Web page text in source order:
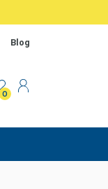
Blog
0